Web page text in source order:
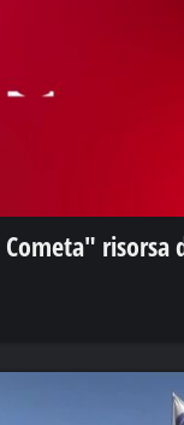
risorsa